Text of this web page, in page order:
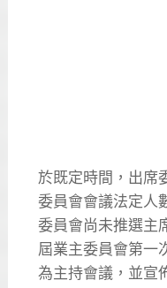
於既定時間，出席
委員會會議法定人
委員會尚未推選主
屆業主委員會第一
為主持會議，並宣